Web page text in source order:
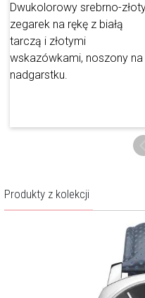
krajobrazu, jego czystość,
którym góry zdają się dotykać
siła ludzkiego charakteru i
zdolny rozwijać się,
realizować śmiałe marzenia.
Produkty z kolekcji